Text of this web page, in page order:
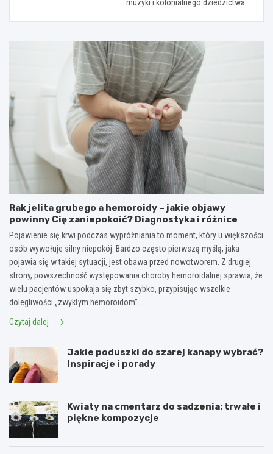
muzyki i kolonialnego dziedzictwa
Rak jelita grubego a hemoroidy – jakie objawy
powinny Cię zaniepokoić? Diagnostyka i różnice
Pojawienie się krwi podczas wypróżniania to moment, który u większości
osób wywołuje silny niepokój. Bardzo często pierwszą myślą, jaka
pojawia się w takiej sytuacji, jest obawa przed nowotworem. Z drugiej
strony, powszechność występowania choroby hemoroidalnej sprawia, że
wielu pacjentów uspokaja się zbyt szybko, przypisując wszelkie
dolegliwości „zwykłym hemoroidom”.…
Czytaj dalej
Jakie poduszki do szarej kanapy wybrać?
Inspiracje i porady
Kwiaty na cmentarz do sadzenia: trwałe i
piękne kompozycje